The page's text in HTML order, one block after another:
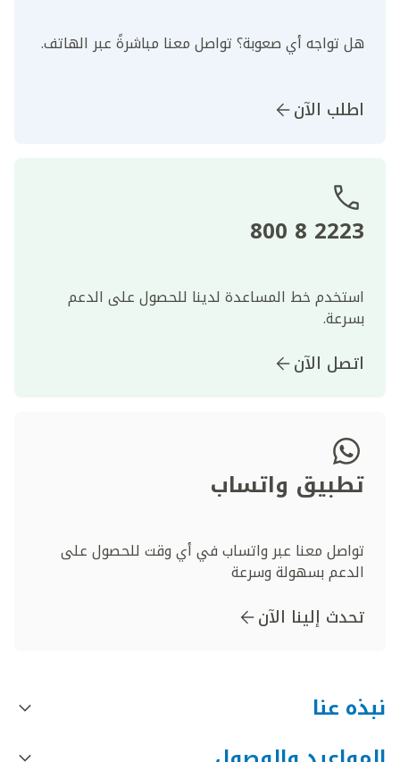
هل تواجه أي صعوبة؟ تواصل معنا مباشرةً عبر الهاتف.
اطلب الآن
2223 8 800
استخدم خط المساعدة لدينا للحصول على الدعم
بسرعة.
اتصل الآن
تطبيق واتساب
تواصل معنا عبر واتساب في أي وقت للحصول على
الدعم بسهولة وسرعة
تحدث إلينا الآن
نبذه عنا